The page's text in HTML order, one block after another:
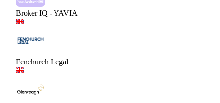
Broker IQ - YAVIA
Fenchurch Legal